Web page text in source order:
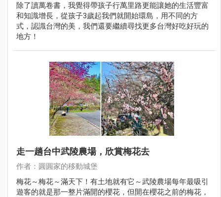
除了讀萬卷書，我覺得帶孩子行萬里路更能讓她的生活豐富
和知識增長，從孩子3歲起我們就開始環島，用不同的方
式，認識台灣的美，我們還要繼續尋找更多台灣好吃好玩的
地方！
走一趟台中武陵農場，欣賞梅花去
作者：圓圓家的移動城堡
梅花～梅花～滿天下！有土地就有它～​​​​​​​武陵農場每年最吸引
遊客的就是那一整片滿開的櫻花，但開在櫻花之前的梅花，